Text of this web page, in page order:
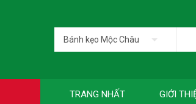
Bánh kẹo Mộc Châu
TRANG NHẤT GIỚI